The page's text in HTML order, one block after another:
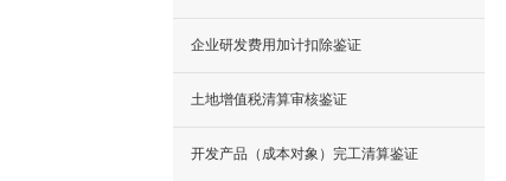
企业研发费用加计扣除鉴证
土地增值税清算审核鉴证
开发产品（成本对象）完工清算鉴证